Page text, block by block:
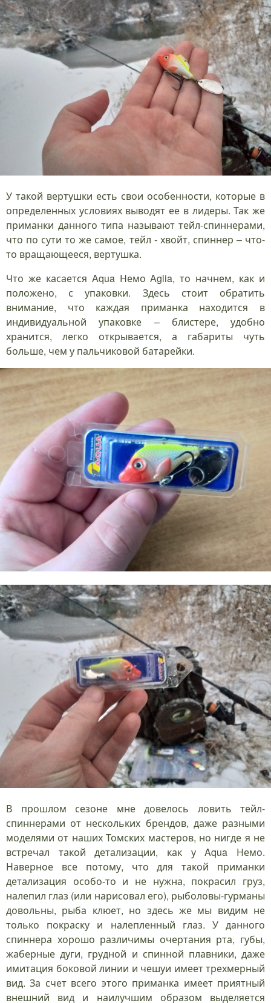
У такой вертушки есть свои особенности, которые в
определенных условиях выводят ее в лидеры. Так же
приманки данного типа называют тейл-спиннерами,
что по сути то же самое, тейл - хвойт, спиннер – что-
то вращающееся, вертушка.
Что же касается Aqua Немо Aglia, то начнем, как и
положено, с упаковки. Здесь стоит обратить
внимание, что каждая приманка находится в
индивидуальной упаковке – блистере, удобно
хранится, легко открывается, а габариты чуть
больше, чем у пальчиковой батарейки.
В прошлом сезоне мне довелось ловить тейл-
спиннерами от нескольких брендов, даже разными
моделями от наших Томских мастеров, но нигде я не
встречал такой детализации, как у Aqua Немо.
Наверное все потому, что для такой приманки
детализация особо-то и не нужна, покрасил груз,
налепил глаз (или нарисовал его), рыболовы-гурманы
довольны, рыба клюет, но здесь же мы видим не
только покраску и налепленный глаз. У данного
спиннера хорошо различимы очертания рта, губы,
жаберные дуги, грудной и спинной плавники, даже
имитация боковой линии и чешуи имеет трехмерный
вид. За счет всего этого приманка имеет приятный
внешний вид и наилучшим образом выделяется